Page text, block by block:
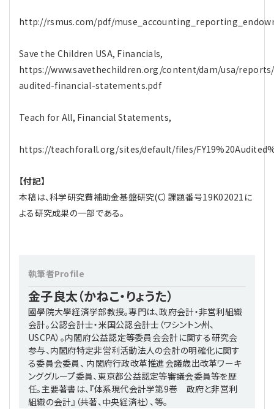
http://rsmus.com/pdf/
Save the Children USA, Financials,
https://www.savethechildren.org/content/dam/usa/
audited-financial-statements.pdf
Teach for All, Financial Statements,
https://teachforall.org/sites/default/files/
【付記】
本稿は、科学研究費補助金基盤研究(C）課題番号19K02021に
よる研究成果の一部である。
執筆者Profile
金子良太（かねこ・りょうた）
國學院大學経済学部教授。専門は、政府会計・非営利組織
会計。公認会計士・米国公認会計士（ワシントン州、
USCPA）。内閣府公益認定等委員会会計に関する研究会
参与、内閣府特定非営利活動法人の会計の明確化に関す
る委員会委員、 内閣府行政改革推進会議歳出改革ワーキ
ンググループ委員、東京都公益認定等審議会委員等を歴
任。主要著書は、『体系現代会計学第9巻 政府と非営利
組織の会計』（共著、中央経済社）、等。